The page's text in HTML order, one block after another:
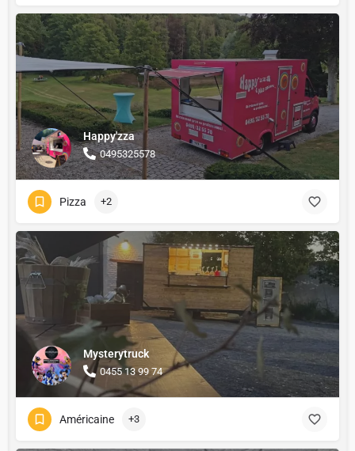
Happy'zza
0495325578
Pizza +2
Mysterytruck
0455 13 99 74
Américaine +3